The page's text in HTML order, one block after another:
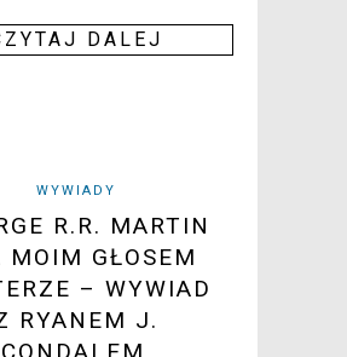
DALEJ
WYWIADY
R.R. MARTIN
MOIM GŁOSEM
– WYWIAD
RYANEM J.
CONDALEM,